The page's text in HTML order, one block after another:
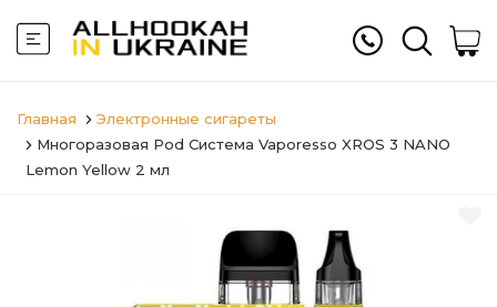
Главная
Электронные сигареты
Многоразовая Pod Система Vaporesso XROS 3 NANO
Lemon Yellow 2 мл